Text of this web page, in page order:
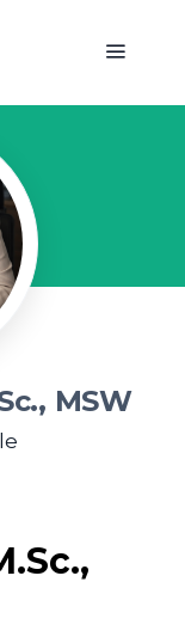
MSW